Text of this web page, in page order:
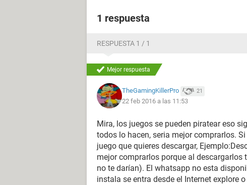
1 respuesta
RESPUESTA 1 / 1
Mejor respuesta
TheGamingKillerPro 21
22 feb 2016 a las 11:53
Mira, los juegos se pueden piratear eso
todos lo hacen, seria mejor comprarlos.
juego que quieres descargar,
mejor comprarlos porque al descargarlos
no te darían). El whatsapp no esta
instala se entra desde el Internet explore